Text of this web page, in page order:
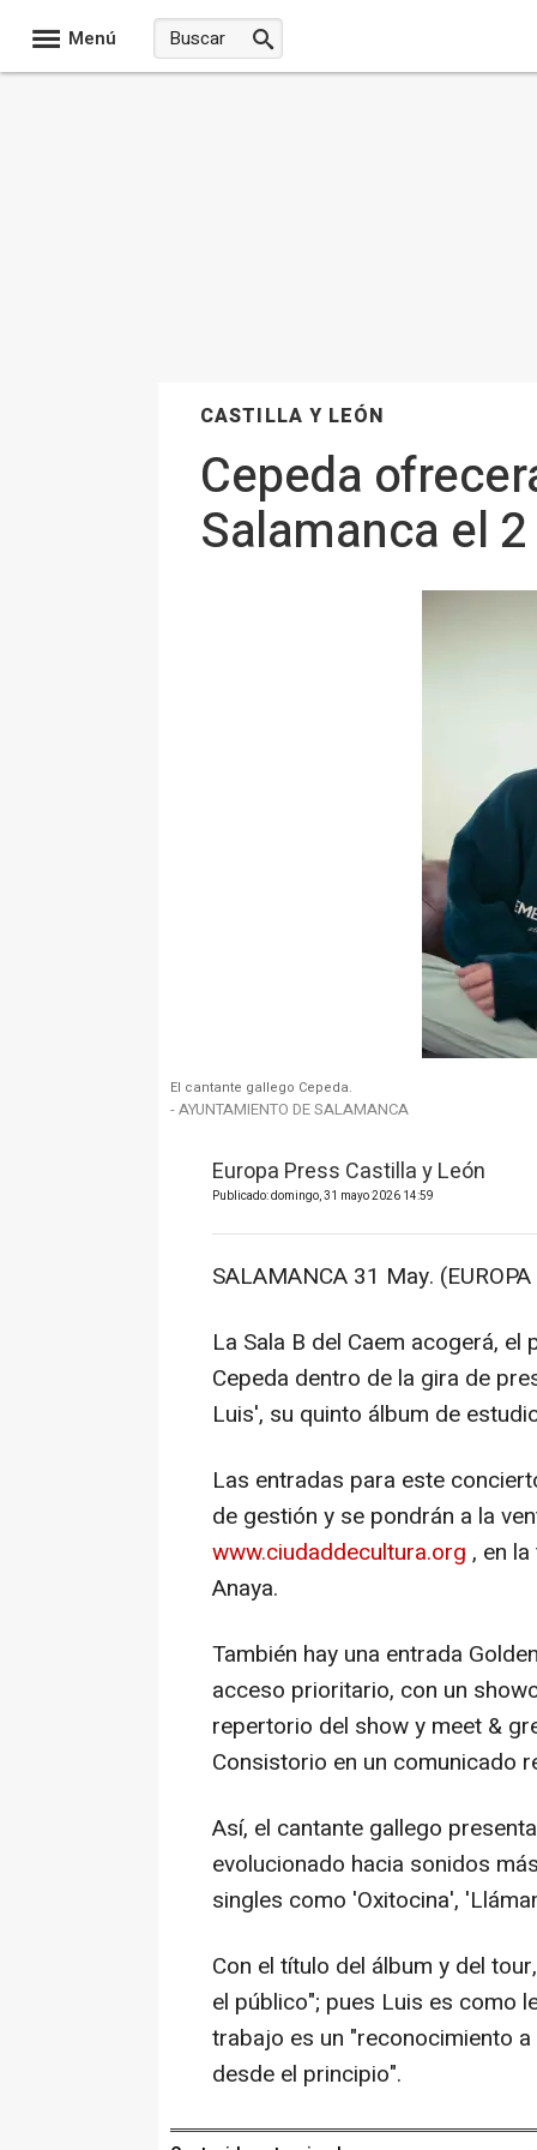
Menú
CASTILLA Y LEÓN
Cepeda
Salamanca el
El cantante gallego Cepeda.
- AYUNTAMIENTO DE SALAMANCA
Europa Press Castilla y León
Publicado: domingo, 31 mayo 2026 14:59
SALAMANCA 31 May. (EUROPA
La Sala B del Caem acogerá,
Cepeda dentro de la gira de
Luis', su quinto álbum de
Las entradas para este
de gestión y se pondrán a la
www.ciudaddecultura.org , en
Anaya.
También hay una entrada
acceso prioritario, con un
repertorio del show y meet &
Consistorio en un comunicado
Así, el cantante gallego
evolucionado hacia sonidos
singles como 'Oxitocina',
Con el título del álbum y del
el público"; pues Luis es como
trabajo es un "reconocimiento
desde el principio".